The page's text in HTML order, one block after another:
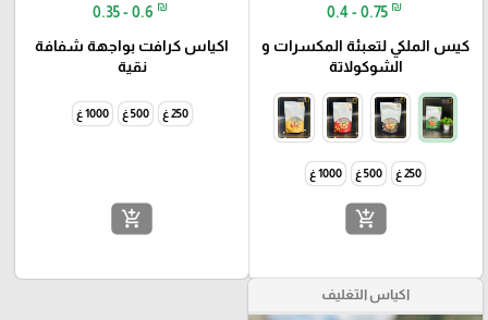
0.4 - 0.75 ₪
كيس الملكي لتعبئة المكسرات و
الشوكولاتة
250 غ 500 غ 1000 غ
add_shopping_cart
0.35 - 0.6 ₪
اكياس كرافت بواجهة شفافة
نقية
250 غ 500 غ 1000 غ
add_shopping_cart
اكياس التغليف